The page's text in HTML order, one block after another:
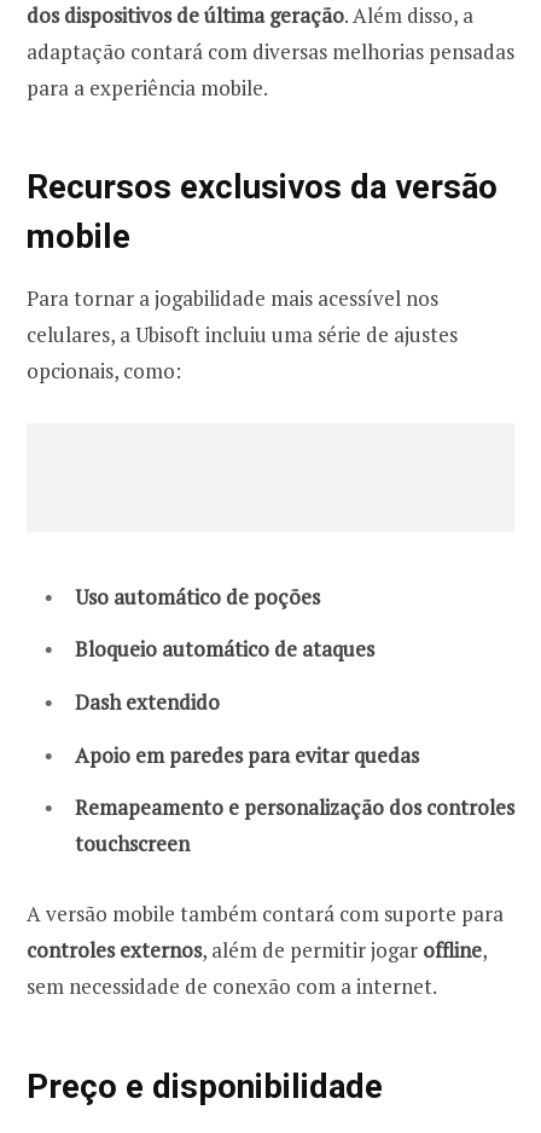
dos dispositivos de última geração. Além disso, a
adaptação contará com diversas melhorias pensadas
para a experiência mobile.
Recursos exclusivos da versão
mobile
Para tornar a jogabilidade mais acessível nos
celulares, a Ubisoft incluiu uma série de ajustes
opcionais, como:
Uso automático de poções
Bloqueio automático de ataques
Dash extendido
Apoio em paredes para evitar quedas
Remapeamento e personalização dos controles
touchscreen
A versão mobile também contará com suporte para
controles externos, além de permitir jogar offline,
sem necessidade de conexão com a internet.
Preço e disponibilidade